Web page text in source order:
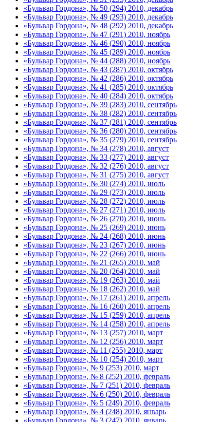
«Бульвар Гордона», № 50 (294) 2010, декабрь
«Бульвар Гордона», № 49 (293) 2010, декабрь
«Бульвар Гордона», № 48 (292) 2010, декабрь
«Бульвар Гордона», № 47 (291) 2010, ноябрь
«Бульвар Гордона», № 46 (290) 2010, ноябрь
«Бульвар Гордона», № 45 (289) 2010, ноябрь
«Бульвар Гордона», № 44 (288) 2010, ноябрь
«Бульвар Гордона», № 43 (287) 2010, октябрь
«Бульвар Гордона», № 42 (286) 2010, октябрь
«Бульвар Гордона», № 41 (285) 2010, октябрь
«Бульвар Гордона», № 40 (284) 2010, октябрь
«Бульвар Гордона», № 39 (283) 2010, сентябрь
«Бульвар Гордона», № 38 (282) 2010, сентябрь
«Бульвар Гордона», № 37 (281) 2010, сентябрь
«Бульвар Гордона», № 36 (280) 2010, сентябрь
«Бульвар Гордона», № 35 (279) 2010, сентябрь
«Бульвар Гордона», № 34 (278) 2010, август
«Бульвар Гордона», № 33 (277) 2010, август
«Бульвар Гордона», № 32 (276) 2010, август
«Бульвар Гордона», № 31 (275) 2010, август
«Бульвар Гордона», № 30 (274) 2010, июль
«Бульвар Гордона», № 29 (273) 2010, июль
«Бульвар Гордона», № 28 (272) 2010, июль
«Бульвар Гордона», № 27 (271) 2010, июль
«Бульвар Гордона», № 26 (270) 2010, июнь
«Бульвар Гордона», № 25 (269) 2010, июнь
«Бульвар Гордона», № 24 (268) 2010, июнь
«Бульвар Гордона», № 23 (267) 2010, июнь
«Бульвар Гордона», № 22 (266) 2010, июнь
«Бульвар Гордона», № 21 (265) 2010, май
«Бульвар Гордона», № 20 (264) 2010, май
«Бульвар Гордона», № 19 (263) 2010, май
«Бульвар Гордона», № 18 (262) 2010, май
«Бульвар Гордона», № 17 (261) 2010, апрель
«Бульвар Гордона», № 16 (260) 2010, апрель
«Бульвар Гордона», № 15 (259) 2010, апрель
«Бульвар Гордона», № 14 (258) 2010, апрель
«Бульвар Гордона», № 13 (257) 2010, март
«Бульвар Гордона», № 12 (256) 2010, март
«Бульвар Гордона», № 11 (255) 2010, март
«Бульвар Гордона», № 10 (254) 2010, март
«Бульвар Гордона», № 9 (253) 2010, март
«Бульвар Гордона», № 8 (252) 2010, февраль
«Бульвар Гордона», № 7 (251) 2010, февраль
«Бульвар Гордона», № 6 (250) 2010, февраль
«Бульвар Гордона», № 5 (249) 2010, февраль
«Бульвар Гордона», № 4 (248) 2010, январь
«Бульвар Гордона», № 3 (247) 2010, январь